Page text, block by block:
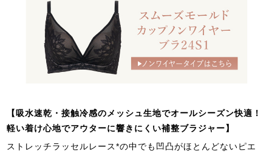
【吸水速乾・接触冷感のメッシュ生地でオールシーズン快適！
軽い着け心地でアウターに響きにくい補整ブラジャー】
ストレッチラッセルレース*の中でも凹凸がほとんどないピエ